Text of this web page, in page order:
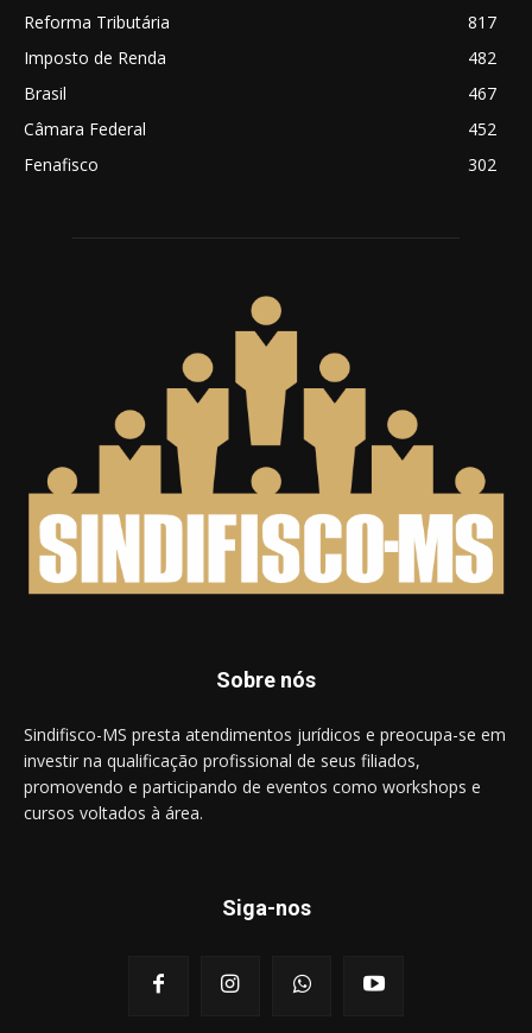
Reforma Tributária
817
Imposto de Renda
482
Brasil
467
Câmara Federal
452
Fenafisco
302
Sobre nós
Sindifisco-MS presta atendimentos jurídicos e preocupa-se em
investir na qualificação profissional de seus filiados,
promovendo e participando de eventos como workshops e
cursos voltados à área.
Siga-nos